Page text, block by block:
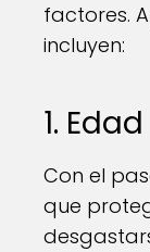
factores.
incluyen:
1. Edad
Con el
que